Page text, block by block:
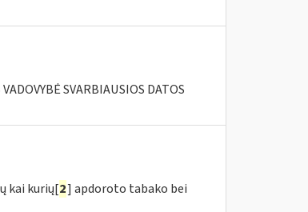
SVARBIAUSIOS DATOS
kai kurių[2] apdoroto tabako bei